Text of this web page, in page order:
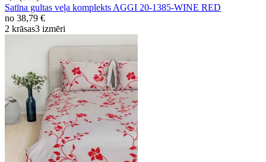
Satīna gultas veļa komplekts AGGI 20-1385-WINE RED
no 38,79 €
2 krāsas3 izmēri